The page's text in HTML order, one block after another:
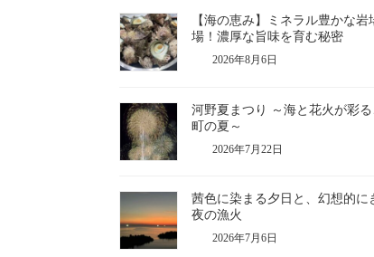
【海の恵み】ミネラル豊かな岩
場！濃厚な旨味を育む秘密
2026年8月6日
河野夏まつり ～海と花火が彩
町の夏～
2026年7月22日
茜色に染まる夕日と、幻想的に
夜の漁火
2026年7月6日